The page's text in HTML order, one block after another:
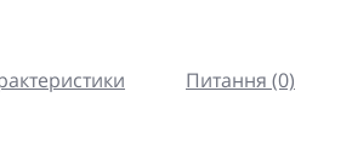
Питання (0)